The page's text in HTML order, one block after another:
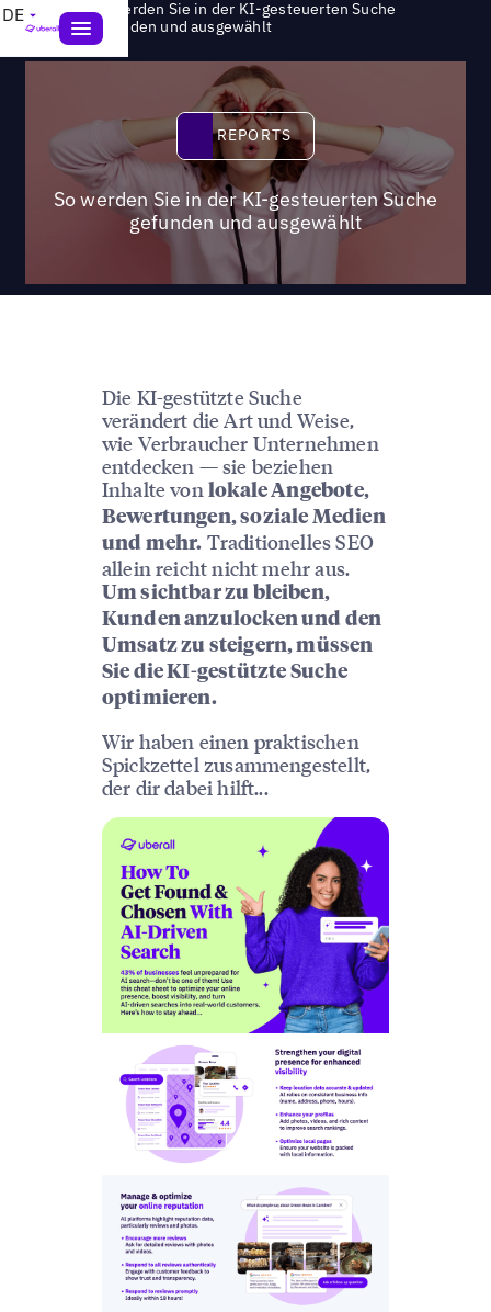
DE Reports>So werden Sie in der KI-gesteuerten Suche
gefunden und ausgewählt
Reports
REPORTS
So werden Sie in der KI-gesteuerten Suche
gefunden und ausgewählt
Die KI-gestützte Suche
verändert die Art und Weise,
wie Verbraucher Unternehmen
entdecken — sie beziehen
Inhalte vonlokale Angebote,
Bewertungen, soziale Medien
und mehr. Traditionelles SEO
allein reicht nicht mehr aus.
Um sichtbar zu bleiben,
Kunden anzulocken und den
Umsatz zu steigern, müssen
Sie die KI-gestützte Suche
optimieren.
Wir haben einen praktischen
Spickzettel zusammengestellt,
der dir dabei hilft...